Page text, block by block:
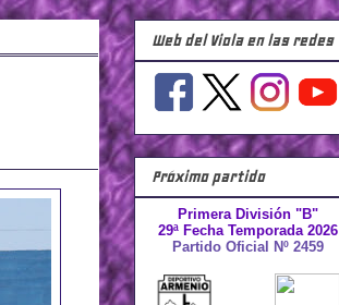
Web del Viola en las redes
Próximo partido
Primera División "B"
29ª Fecha Temporada 2026
Partido Oficial Nº 2459